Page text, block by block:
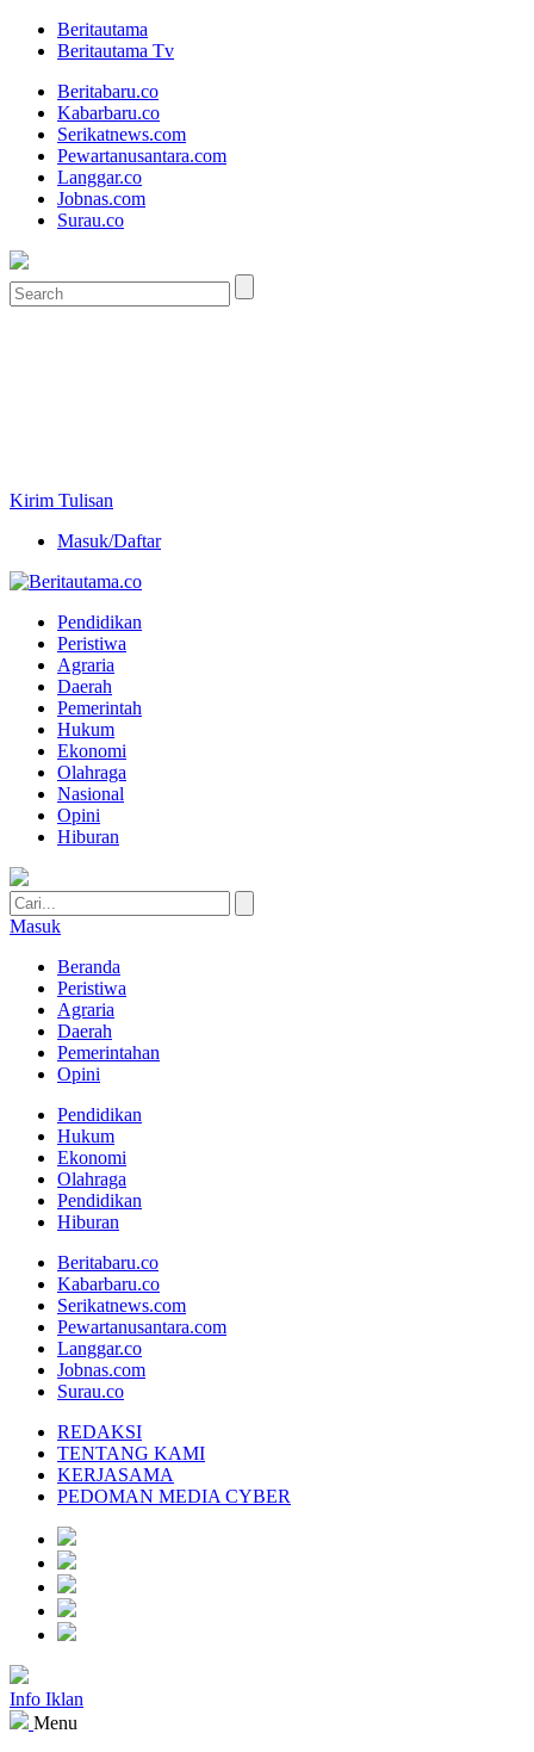
Beritautama
Beritautama Tv
Beritabaru.co
Kabarbaru.co
Serikatnews.com
Pewartanusantara.com
Langgar.co
Jobnas.com
Surau.co
Kirim Tulisan
Masuk/Daftar
Pendidikan
Peristiwa
Agraria
Daerah
Pemerintah
Hukum
Ekonomi
Olahraga
Nasional
Opini
Hiburan
Masuk
Beranda
Peristiwa
Agraria
Daerah
Pemerintahan
Opini
Pendidikan
Hukum
Ekonomi
Olahraga
Pendidikan
Hiburan
Beritabaru.co
Kabarbaru.co
Serikatnews.com
Pewartanusantara.com
Langgar.co
Jobnas.com
Surau.co
REDAKSI
TENTANG KAMI
KERJASAMA
PEDOMAN MEDIA CYBER
Info Iklan
Menu